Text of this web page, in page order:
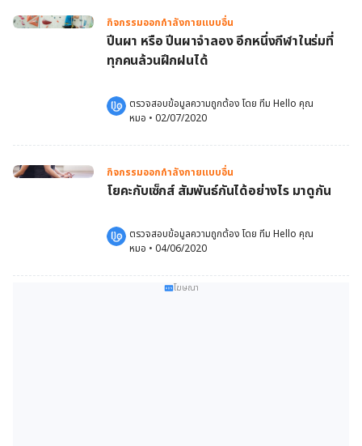
กิจกรรมออกกำลังกายแบบอื่น
ปีนผา หรือ ปีนผาจำลอง อีกหนึ่งกีฬาในร่มที่
ทุกคนล้วนฝึกฝนได้
ตรวจสอบข้อมูลความถูกต้อง โดย ทีม Hello คุณ
หมอ • 02/07/2020
กิจกรรมออกกำลังกายแบบอื่น
โยคะกับเซ็กส์ สัมพันธ์กันได้อย่างไร มาดูกัน
ตรวจสอบข้อมูลความถูกต้อง โดย ทีม Hello คุณ
หมอ • 04/06/2020
โฆษณา